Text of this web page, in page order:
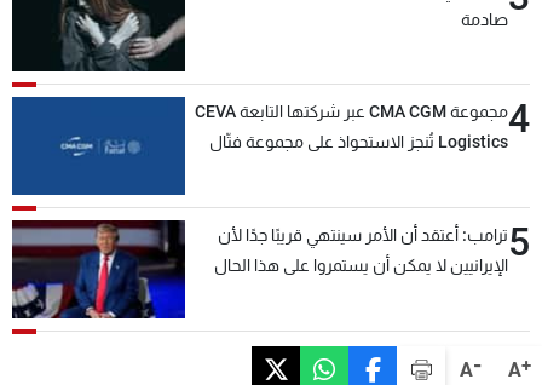
A+
A-
صادمة
4
مجموعة CMA CGM عبر شركتها التابعة CEVA
Logistics تُنجز الاستحواذ على مجموعة فتّال
5ترامب: أعتقد أن الأمر سينتهي قريبًا جدًا لأن
الإيرانيين لا يمكن أن يستمروا على هذا الحال